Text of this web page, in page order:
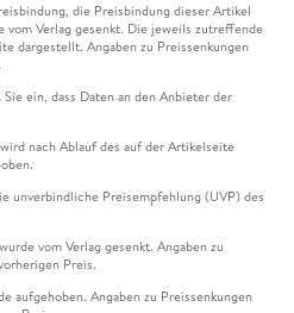
die Preisbindung dieser Artikel
vom Verlag gesenkt. Die jeweils zutreffende
dargestellt. Angaben zu Preissenkungen
ein, dass Daten an den Anbieter der
nach Ablauf des auf der Artikelseite
unverbindliche Preisempfehlung (UVP) des
vom Verlag gesenkt. Angaben zu
Preis.
aufgehoben. Angaben zu Preissenkungen